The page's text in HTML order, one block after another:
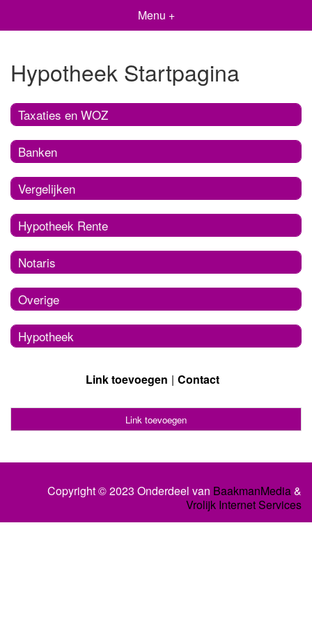
Menu +
Hypotheek Startpagina
Taxaties en WOZ
Banken
Vergelijken
Hypotheek Rente
Notaris
Overige
Hypotheek
Link toevoegen Contact
Link toevoegen
Copyright © 2023 Onderdeel van BaakmanMedia&
Vrolijk Internet Services